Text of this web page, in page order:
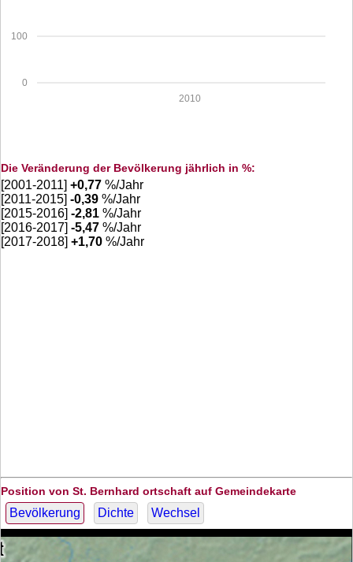
0
100
2010
Die Veränderung der Bevölkerung jährlich in %:
[2001-2011] +0,77 %/Jahr
[2011-2015] -0,39 %/Jahr
[2015-2016] -2,81 %/Jahr
[2016-2017] -5,47 %/Jahr
[2017-2018] +1,70 %/Jahr
Position von St. Bernhard ortschaft auf Gemeindekarte
Bevölkerung Dichte Wechsel